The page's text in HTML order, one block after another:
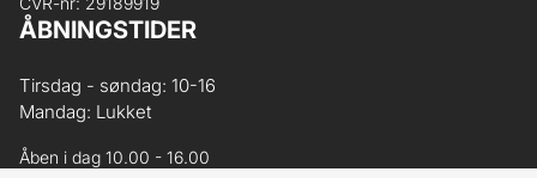
ÅBNINGSTIDER
Tirsdag - søndag: 10-16
Mandag: Lukket
Åben i dag 10.00 - 16.00